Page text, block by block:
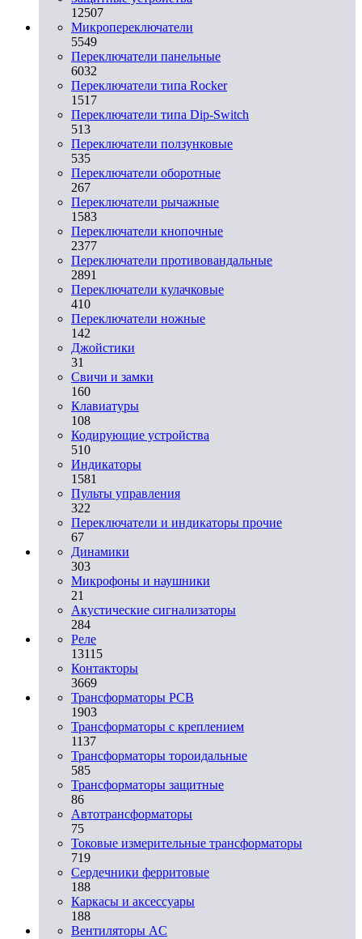
12507
Микропереключатели
5549
Переключатели панельные
6032
Переключатели типа Rocker
1517
Переключатели типа Dip-Switch
513
Переключатели ползунковые
535
Переключатели оборотные
267
Переключатели рычажные
1583
Переключатели кнопочные
2377
Переключатели противовандальные
2891
Переключатели кулачковые
410
Переключатели ножные
142
Джойстики
31
Свичи и замки
160
Клавиатуры
108
Кодирующие устройства
510
Индикаторы
1581
Пульты управления
322
Переключатели и индикаторы прочие
67
Динамики
303
Микрофоны и наушники
21
Акустические сигнализаторы
284
Реле
13115
Контакторы
3669
Трансформаторы PCB
1903
Трансформаторы с креплением
1137
Трансформаторы тороидальные
585
Трансформаторы защитные
86
Автотрансформаторы
75
Токовые измерительные трансформаторы
719
Сердечники ферритовые
188
Каркасы и аксессуары
188
Вентиляторы AC